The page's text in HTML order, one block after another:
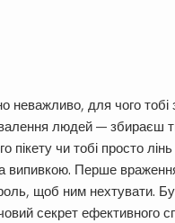
неважливо, для чого тобі
людей — збираєш
пікету чи тобі просто
випивкою. Перше
щоб ним нехтувати.
секрет ефективного